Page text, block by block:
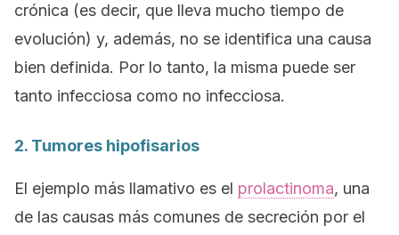
crónica (es decir, que lleva mucho tiempo de
evolución) y, además, no se identifica una causa
bien definida. Por lo tanto, la misma puede ser
tanto infecciosa como no infecciosa.
2. Tumores hipofisarios
El ejemplo más llamativo es el prolactinoma, una
de las causas más comunes de secreción por el